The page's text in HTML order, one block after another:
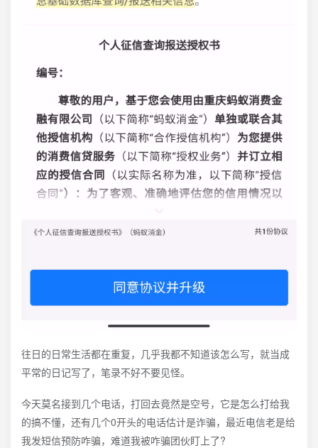
往日的日常生活都在重复，几乎我都不知道该怎么写，就当成
平常的日记写了，笔录不好不要见怪。
今天莫名接到几个电话，打回去竟然是空号，它是怎么打给我
的搞不懂，还有几个0开头的电话估计是诈骗，最近电信老是给
我发短信预防咋骗，难道我被咋骗团伙盯上了?